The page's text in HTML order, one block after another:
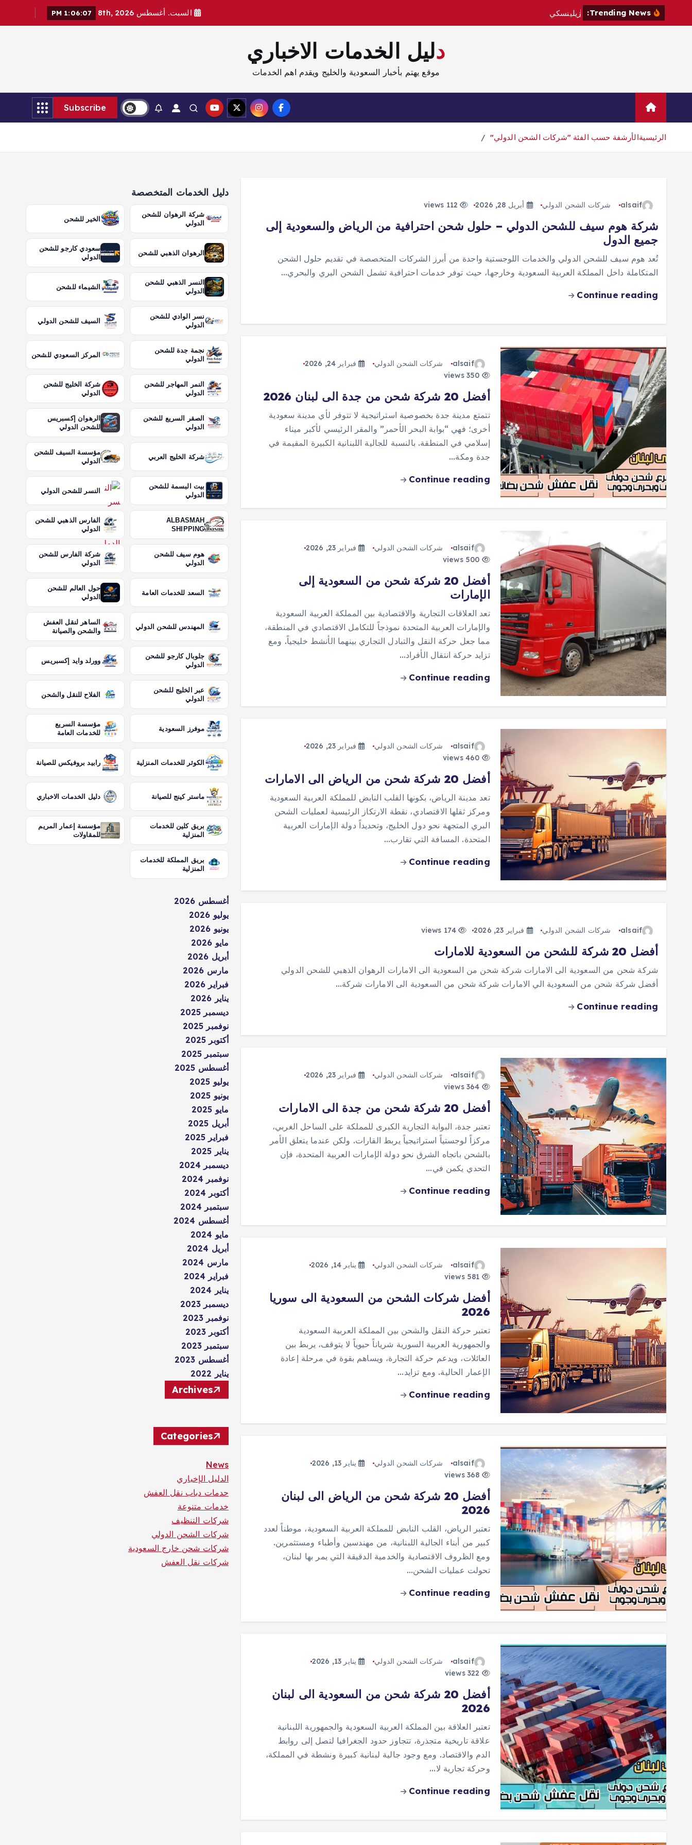
ز يلينسكي السبت. أغسطس 8th, 2026 1:06:08 PM
دليل الخدمات الاخباري
موقع يهتم بأخبار السعودية والخليج ويقدم اهم الخدمات
Subscribe
الرئيسيةالأرشفة حسب الفئة "شركات الشحن الدولي"
alsaif شركات الشحن الدولي أبريل 28, 2026 112 views
شركة هوم سيف للشحن الدولي – حلول شحن احترافية من الرياض والسعودية إلى
جميع الدول
تُعد هوم سيف للشحن الدولي والخدمات اللوجستية واحدة من أبرز الشركات المتخصصة في تقديم حلول الشحن
المتكاملة داخل المملكة العربية السعودية وخارجها، حيث توفر خدمات احترافية تشمل الشحن البري والبحري…
Continue reading
alsaif شركات الشحن الدولي
فبراير 24, 2026
أفضل 20 شركة شحن من جدة الى لبنان 2026
تتمتع مدينة جدة بخصوصية استراتيجية لا تتوفر لأي مدينة سعودية
أخرى؛ فهي “بوابة البحر الأحمر” والمقر الرئيسي لأكبر ميناء
إسلامي في المنطقة. بالنسبة للجالية اللبنانية الكبيرة المقيمة في
جدة ومكة…
Continue reading
alsaif شركات الشحن الدولي
فبراير 23, 2026
أفضل 20 شركة شحن من السعودية إلى
الإمارات
تعد العلاقات التجارية والاقتصادية بين المملكة العربية السعودية
والإمارات العربية المتحدة نموذجاً للتكامل الاقتصادي في المنطقة،
مما جعل حركة النقل والتبادل التجاري بينهما الأنشط خليجياً. ومع
تزايد حركة انتقال الأفراد…
Continue reading
alsaif شركات الشحن الدولي
فبراير 23, 2026
أفضل 20 شركة شحن من الرياض الى الامارات
تعد مدينة الرياض، بكونها القلب النابض للمملكة العربية السعودية
ومركز ثقلها الاقتصادي، نقطة الارتكاز الرئيسية لعمليات الشحن
البري المتجهة نحو دول الخليج، وتحديداً دولة الإمارات العربية
المتحدة. المسافة التي تقارب…
Continue reading
alsaif شركات الشحن الدولي فبراير 23, 2026 174 views
أفضل 20 شركة للشحن من السعودية للامارات
شركة شحن من السعودية الى الامارات شركة شحن من السعودية الى الامارات الرهوان الذهبي للشحن الدولي
أفضل شركة شحن من السعودية الي الامارات شركة شحن من السعودية الى الامارات شركة…
Continue reading
alsaif شركات الشحن الدولي
فبراير 23, 2026
أفضل 20 شركة شحن من جدة الى الامارات
تعتبر جدة، البوابة التجارية الكبرى للمملكة على الساحل الغربي،
مركزاً لوجستياً استراتيجياً يربط القارات. ولكن عندما يتعلق الأمر
بالشحن باتجاه الشرق نحو دولة الإمارات العربية المتحدة، فإن
التحدي يكمن في…
Continue reading
alsaif شركات الشحن الدولي
يناير 14, 2026
أفضل شركات الشحن من السعودية الى سوريا
2026
تعتبر حركة النقل والشحن بين المملكة العربية السعودية
والجمهورية العربية السورية شرياناً حيوياً لا يتوقف، يربط بين
العائلات، ويدعم حركة التجارة، ويساهم بقوة في مرحلة إعادة
الإعمار الحالية. ومع تزايد…
Continue reading
alsaif شركات الشحن الدولي
يناير 13, 2026
أفضل 20 شركة شحن من الرياض الى لبنان
2026
تعتبر الرياض، القلب النابض للمملكة العربية السعودية، موطناً لعدد
كبير من أبناء الجالية اللبنانية، من مهندسين وأطباء ومستثمرين.
ومع الظروف الاقتصادية والخدمية الدقيقة التي يمر بها لبنان،
تحولت عمليات الشحن…
Continue reading
alsaif شركات الشحن الدولي
يناير 13, 2026
أفضل 20 شركة شحن من السعودية الى لبنان
2026
تعتبر العلاقة بين المملكة العربية السعودية والجمهورية اللبنانية
علاقة تاريخية متجذرة، تتجاوز حدود الجغرافيا لتصل إلى روابط
الدم والاقتصاد. ومع وجود جالية لبنانية كبيرة ونشطة في المملكة،
وحركة تجارية لا…
Continue reading
دليل الخدمات المتخصصة
شركة الرهوان للشحن
الدولي
الخير للشحن
الرهوان الذهبي للشحن
سعودي كارجو للشحن
الدولي
النسر الذهبي للشحن
الدولي
الشيماء للشحن
نسر الوادي للشحن
الدولي
السيف للشحن الدولي
نجمة جدة للشحن
الدولي
المركز السعودي للشحن
النمر المهاجر للشحن
الدولي
شركة الخليج للشحن
الدولي
الصقر السريع للشحن
الدولي
الرهوان إكسبريس
للشحن الدولي
شركة الخليج العربي
مؤسسة السيف للشحن
الدولي
بيت البسمة للشحن
الدولي
النسر للشحن الدولي
ALBASMAH
SHIPPING
الفارس الذهبي للشحن
الدولي
هوم سيف للشحن
الدولي
شركة الفارس للشحن
الدولي
السعد للخدمات العامة
حول العالم للشحن
الدولي
المهندس للشحن الدولي
الساهر لنقل العفش
والشحن والصيانة
جلوبال كارجو للشحن
الدولي
وورلد وايد إكسبريس
عبر الخليج للشحن
الدولي
الفلاح للنقل والشحن
موفرز السعودية
مؤسسة السريع
للخدمات العامة
الكوثر للخدمات المنزلية رابيد بروفيكس للصيانة
ماستر كينج للصيانة دليل الخدمات الاخباري
بريق كلين للخدمات
المنزلية
مؤسسة إعمار المريم
للمقاولات
بريق المملكة للخدمات
المنزلية
أغسطس 2026
يوليو 2026
يونيو 2026
مايو 2026
أبريل 2026
مارس 2026
فبراير 2026
يناير 2026
ديسمبر 2025
نوفمبر 2025
أكتوبر 2025
سبتمبر 2025
أغسطس 2025
يوليو 2025
يونيو 2025
مايو 2025
أبريل 2025
فبراير 2025
يناير 2025
ديسمبر 2024
نوفمبر 2024
أكتوبر 2024
سبتمبر 2024
أغسطس 2024
مايو 2024
أبريل 2024
مارس 2024
فبراير 2024
يناير 2024
ديسمبر 2023
نوفمبر 2023
أكتوبر 2023
سبتمبر 2023
أغسطس 2023
يناير 2022
Archives
Categories
News
الدليل الإخباري
حدمات دباب نقل العفش
خدمات متنوعة
شركات التنظيف
شركات الشحن الدولي
شركات شحن خارج السعودية
شركات نقل العفش